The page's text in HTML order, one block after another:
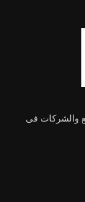
والشركات فى